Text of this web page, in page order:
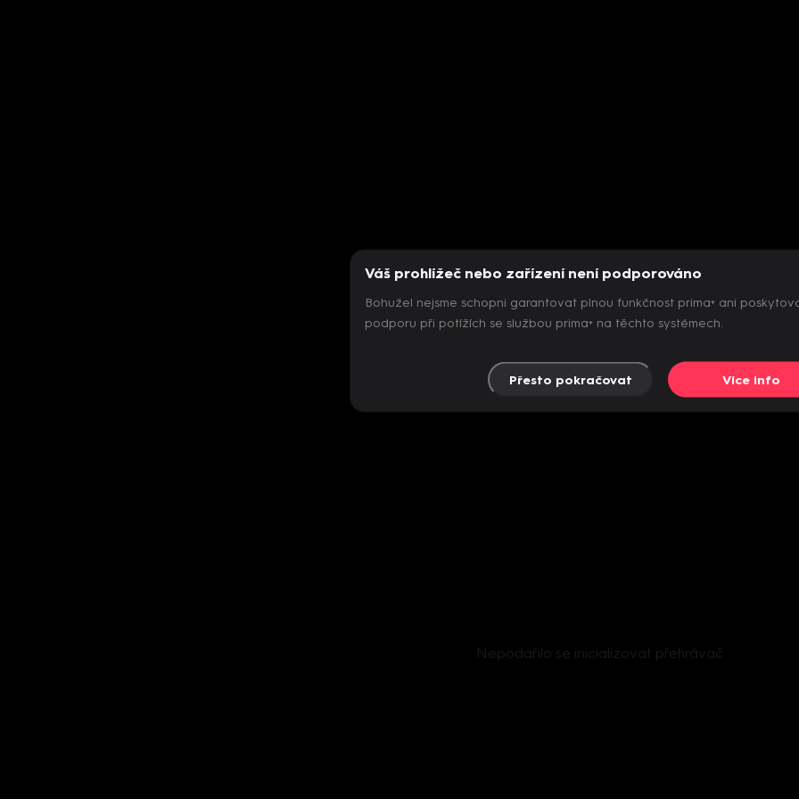
Nepodařilo se inicializovat přehrávač
Váš prohlížeč nebo zařízení není podporováno
Bohužel nejsme schopni garantovat plnou funkčnost prima+ ani
podporu při potížích se službou prima+ na těchto systémech.
Přesto pokračovat Více info